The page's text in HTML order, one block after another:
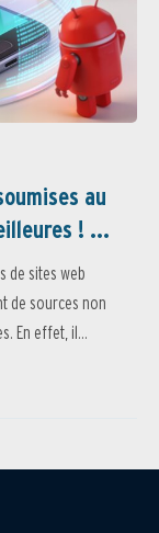
au
! ...
de sites web
de sources non
En effet, il...